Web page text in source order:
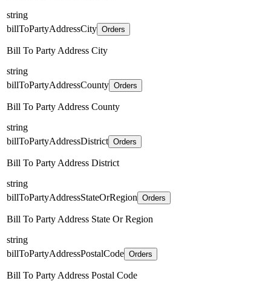
string
billToPartyAddressCity Orders
Bill To Party Address City
string
billToPartyAddressCounty Orders
Bill To Party Address County
string
billToPartyAddressDistrict Orders
Bill To Party Address District
string
billToPartyAddressStateOrRegion Orders
Bill To Party Address State Or Region
string
billToPartyAddressPostalCode Orders
Bill To Party Address Postal Code